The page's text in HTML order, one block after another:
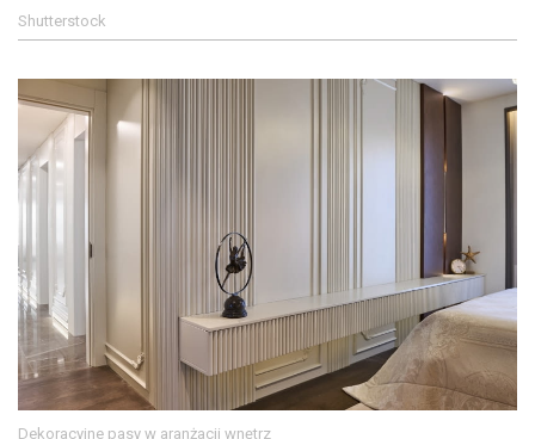
Shutterstock
Dekoracyjne pasy w aranżacji wnętrz